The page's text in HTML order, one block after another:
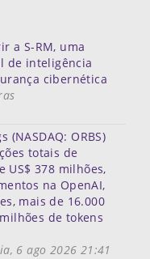
a S-RM, uma
de inteligência
cibernética
(NASDAQ: ORBS)
totais de
US$ 378 milhões,
na OpenAI,
mais de 16.000
de tokens
6 ago 2026 21:41